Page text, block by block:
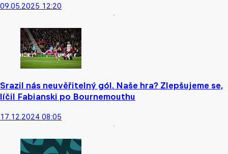
09.05.2025 12:20
Srazil nás neuvěřitelný gól. Naše hra? Zlepšujeme se,
líčil Fabianski po Bournemouthu
17.12.2024 08:05